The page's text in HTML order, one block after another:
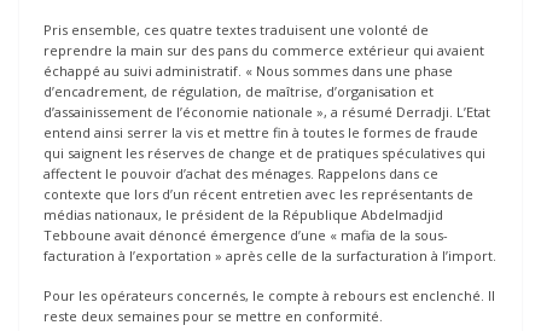
Pris ensemble, ces quatre textes traduisent une volonté de
reprendre la main sur des pans du commerce extérieur qui avaient
échappé au suivi administratif. « Nous sommes dans une phase
d’encadrement, de régulation, de maîtrise, d’organisation et
d’assainissement de l’économie nationale », a résumé Derradji. L’Etat
entend ainsi serrer la vis et mettre fin à toutes le formes de fraude
qui saignent les réserves de change et de pratiques spéculatives qui
affectent le pouvoir d’achat des ménages. Rappelons dans ce
contexte que lors d’un récent entretien avec les représentants de
médias nationaux, le président de la République Abdelmadjid
Tebboune avait dénoncé émergence d’une « mafia de la sous-
facturation à l’exportation » après celle de la surfacturation à l’import.
Pour les opérateurs concernés, le compte à rebours est enclenché. Il
reste deux semaines pour se mettre en conformité.